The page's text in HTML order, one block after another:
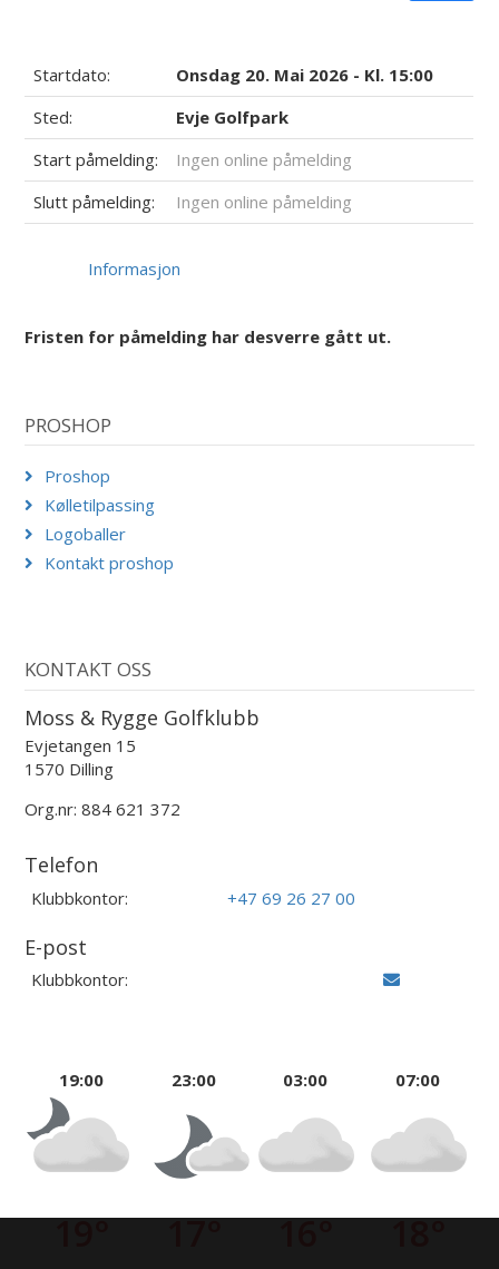
Startdato:
Onsdag 20. Mai 2026 - Kl. 15:00
Sted:
Evje Golfpark
Start påmelding:
Ingen online påmelding
Slutt påmelding:
Ingen online påmelding
Informasjon
Fristen for påmelding har desverre gått ut.
PROSHOP
Proshop
Kølletilpassing
Logoballer
Kontakt proshop
KONTAKT OSS
Moss & Rygge Golfklubb
Evjetangen 15
1570 Dilling
Org.nr: 884 621 372
Telefon
Klubbkontor: +47 69 26 27 00
E-post
Klubbkontor:
19:00
19°
23:00
17°
03:00
16°
07:00
18°